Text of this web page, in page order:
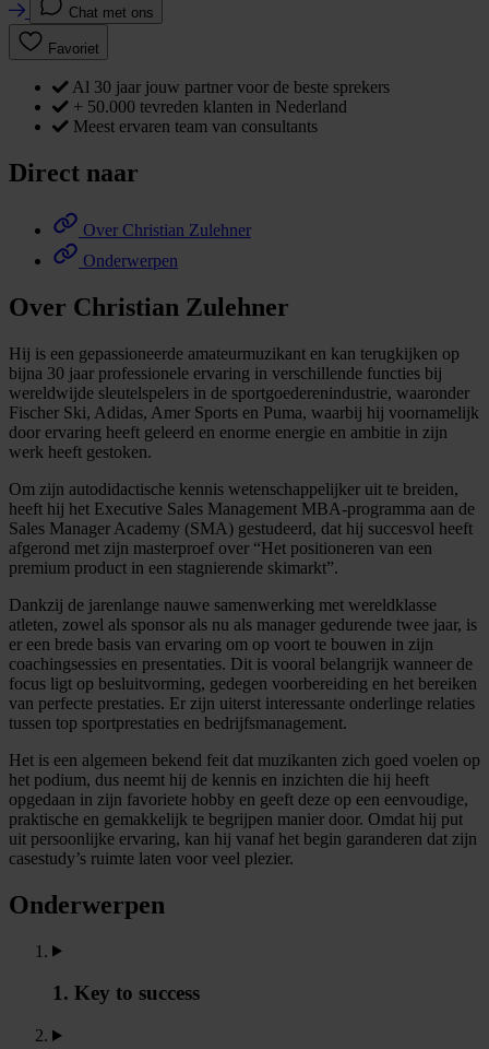
Chat met ons
Favoriet
Al 30 jaar jouw partner voor de beste sprekers
+ 50.000 tevreden klanten in Nederland
Meest ervaren team van consultants
Direct naar
Over Christian Zulehner
Onderwerpen
Over Christian Zulehner
Hij is een gepassioneerde amateurmuzikant en kan terugkijken op
bijna 30 jaar professionele ervaring in verschillende functies bij
wereldwijde sleutelspelers in de sportgoederenindustrie, waaronder
Fischer Ski, Adidas, Amer Sports en Puma, waarbij hij voornamelijk
door ervaring heeft geleerd en enorme energie en ambitie in zijn
werk heeft gestoken.
Om zijn autodidactische kennis wetenschappelijker uit te breiden,
heeft hij het Executive Sales Management MBA-programma aan de
Sales Manager Academy (SMA) gestudeerd, dat hij succesvol heeft
afgerond met zijn masterproef over “Het positioneren van een
premium product in een stagnierende skimarkt”.
Dankzij de jarenlange nauwe samenwerking met wereldklasse
atleten, zowel als sponsor als nu als manager gedurende twee jaar, is
er een brede basis van ervaring om op voort te bouwen in zijn
coachingsessies en presentaties. Dit is vooral belangrijk wanneer de
focus ligt op besluitvorming, gedegen voorbereiding en het bereiken
van perfecte prestaties. Er zijn uiterst interessante onderlinge relaties
tussen top sportprestaties en bedrijfsmanagement.
Het is een algemeen bekend feit dat muzikanten zich goed voelen op
het podium, dus neemt hij de kennis en inzichten die hij heeft
opgedaan in zijn favoriete hobby en geeft deze op een eenvoudige,
praktische en gemakkelijk te begrijpen manier door. Omdat hij put
uit persoonlijke ervaring, kan hij vanaf het begin garanderen dat zijn
casestudy’s ruimte laten voor veel plezier.
Onderwerpen
1. Key to success